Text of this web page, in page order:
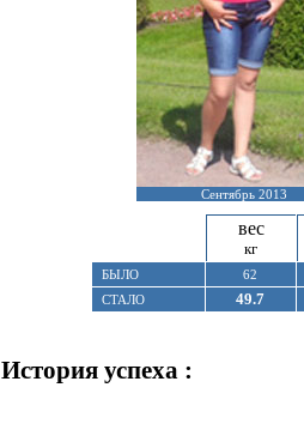
Сентябрь 2013
вес
кг
БЫЛО
62
СТАЛО
49.7
История успеха :